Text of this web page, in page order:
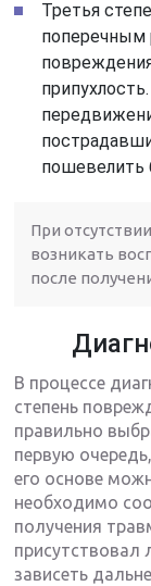
Третья
поперечным
пошевелить
При
возникать
после
В процессе
степень
правильно
первую
его основе
необходимо
получения
присутствовал
зависеть